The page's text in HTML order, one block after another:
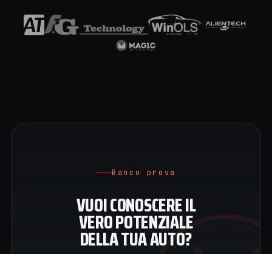
Banco prova
VUOI CONOSCERE IL
VERO POTENZIALE
DELLA TUA AUTO?